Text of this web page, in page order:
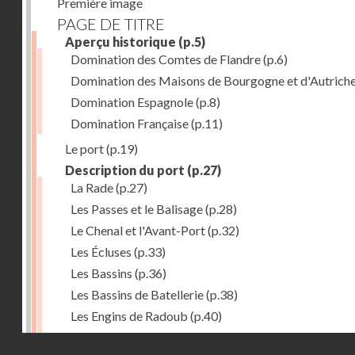
PAGE DE TITRE
Aperçu historique (p.5)
Domination des Comtes de Flandre(p.6)
Domination des Maisons de Bourgogne et
Domination Espagnole(p.8)
Domination Française(p.11)
Le port(p.19)
Description du port (p.27)
La Rade(p.27)
Les Passes et le Balisage(p.28)
Le Chenal et l'Avant-Port(p.32)
Les Écluses (p.33)
Les Bassins (p.36)
Les Bassins de Batellerie(p.38)
Les Engins de Radoub (p.40)
L'Outillage du Port(p.41)